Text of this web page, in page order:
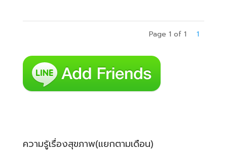
Page 1 of 1 1
ความรู้เรื่องสุขภาพ(แยกตามเดือน)